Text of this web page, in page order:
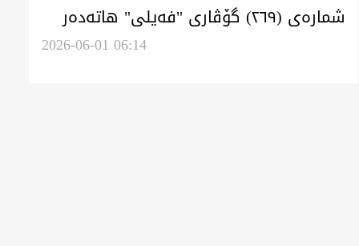
‏شمارەی (٢٦٩) گۆڤاری "فەیلی" هاتەدەر
2026-06-01 06:14